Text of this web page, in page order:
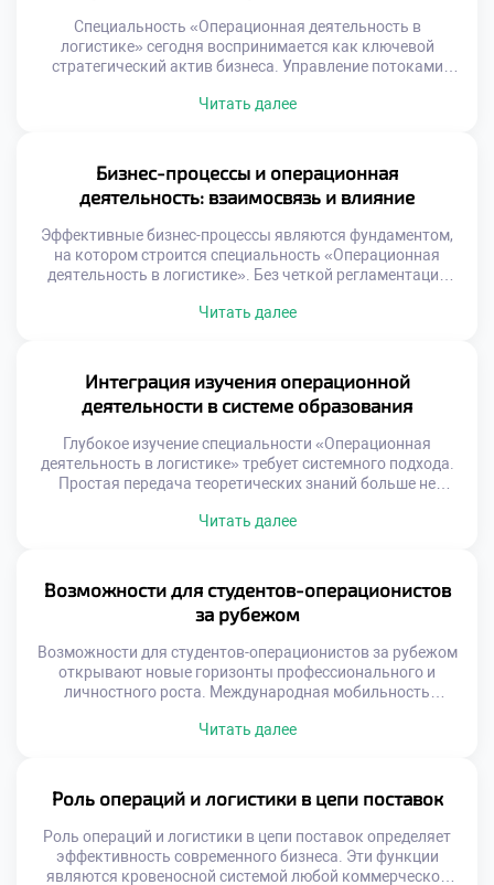
Специальность «Операционная деятельность в
логистике» сегодня воспринимается как ключевой
стратегический актив бизнеса. Управление потоками
продаж. Эффективные операции напрямую формируют
уникальной ценности для клиента. Скорость и
надежность доставки становятся важнее цены товара.
Бизнес выигрывает за счет превосходства в исполнении
Читать далее
Бизнес-процессы и операционная
деятельность: взаимосвязь и влияние
Эффективные бизнес-процессы являются фундаментом,
на котором строится специальность «Операционная
деятельность в логистике». Без четкой регламентации
Операционная деятельность реализует заложенные в
компании зависит от гармонии замысла и исполнения.
Многие организации страдают от разрыва между
стратегией и операциями. […]
Читать далее
Интеграция изучения операционной
деятельности в системе образования
Глубокое изучение специальности «Операционная
деятельность в логистике» требует системного подхода.
Простая передача теоретических знаний больше не
быть интегрирован с реальными бизнес-процессами.
подготовке кадров. Современная система образования
трансформируется под запросы рынка труда. Учебные
планы синхронизируются с изменениями в […]
Читать далее
Возможности для студентов-операционистов
за рубежом
Возможности для студентов-операционистов за рубежом
открывают новые горизонты профессионального и
личностного роста. Международная мобильность
логистического образования. Глобальные цепочки
конкурентоспособность выпускника на рынке труда.
Осознанный подход к международной активности
расширяет карьерные перспективы. Логистика по своей
природе является транснациональной деятельностью.
Понимание специфики иностранных […]
Читать далее
Роль операций и логистики в цепи поставок
Роль операций и логистики в цепи поставок определяет
эффективность современного бизнеса. Эти функции
являются кровеносной системой любой коммерческой